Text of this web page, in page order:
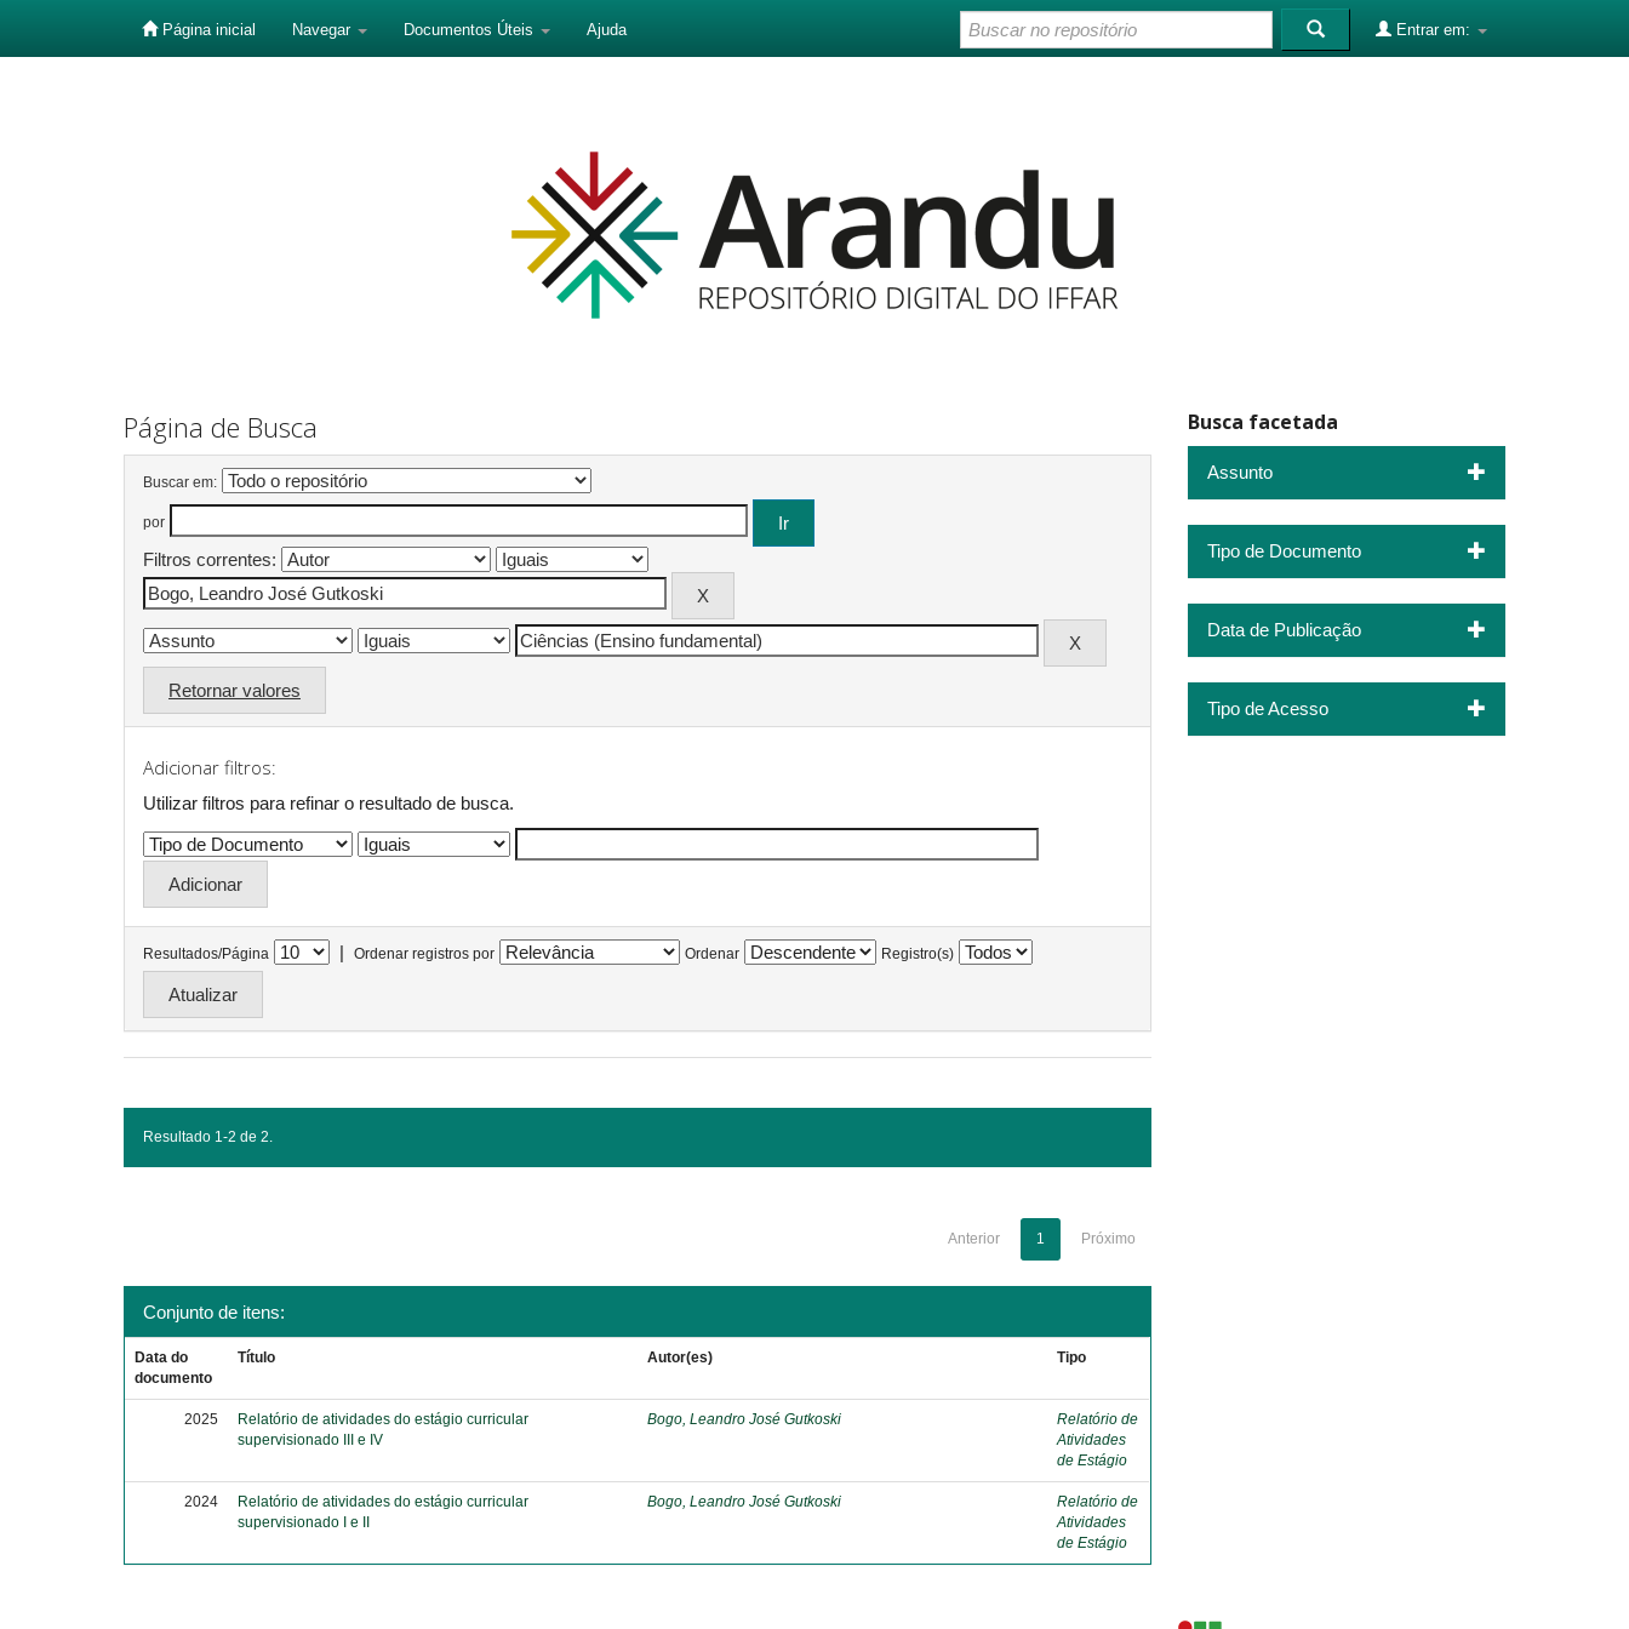
Página inicial Navegar Documentos Úteis Ajuda Entrar em:
Página de Busca
Buscar em:
por
Filtros correntes:
Retornar valores
Adicionar filtros:
Utilizar filtros para refinar o resultado de busca.
Resultados/Página | Ordenar registros por Ordenar Registro(s)
Resultado 1-2 de 2.
Anterior 1 Próximo
Conjunto de itens:
Data do
documento
Título Autor(es) Tipo
2025
Relatório de atividades do estágio curricular
supervisionado III e IV
Bogo, Leandro José Gutkoski
Relatório de
Atividades
de Estágio
2024
Relatório de atividades do estágio curricular
supervisionado I e II
Bogo, Leandro José Gutkoski
Relatório de
Atividades
de Estágio
Busca facetada
Assunto
Tipo de Documento
Data de Publicação
Tipo de Acesso